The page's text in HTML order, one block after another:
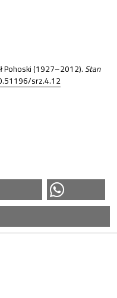
Pohoski (1927–2012).Stan
srz.4.12